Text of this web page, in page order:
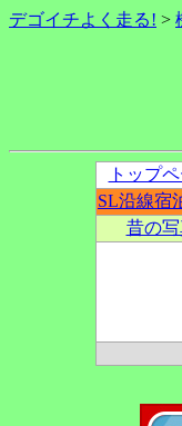
デゴイチよく走る! >
トップ
SL沿線宿
昔の